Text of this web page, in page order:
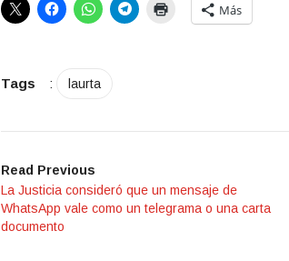
Más
Tags : laurta
Read Previous
La Justicia consideró que un mensaje de
WhatsApp vale como un telegrama o una carta
documento